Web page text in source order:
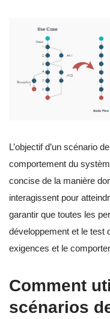
L’objectif d’un scénario
comportement du
concise de la manière
interagissent pour
garantir que toutes les
développement et le test
exigences et le
Comment
scénarios